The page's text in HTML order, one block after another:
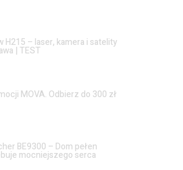
H215 – laser, kamera i satelity
| TEST
MOVA. Odbierz do 300 zł
BE9300 – Dom pełen
mocniejszego serca